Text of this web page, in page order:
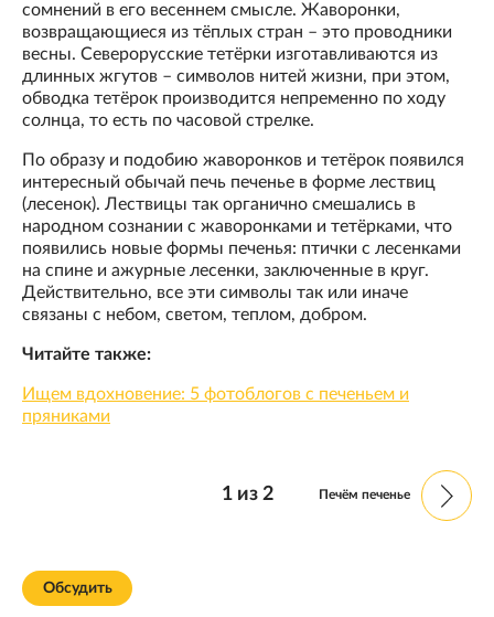
сомнений в его весеннем смысле. Жаворонки,
возвращающиеся из тёплых стран – это проводники
весны. Северорусские тетёрки изготавливаются из
длинных жгутов – символов нитей жизни, при этом,
обводка тетёрок производится непременно по ходу
солнца, то есть по часовой стрелке.
По образу и подобию жаворонков и тетёрок появился
интересный обычай печь печенье в форме лествиц
(лесенок). Лествицы так органично смешались в
народном сознании с жаворонками и тетёрками, что
появились новые формы печенья: птички с лесенками
на спине и ажурные лесенки, заключенные в круг.
Действительно, все эти символы так или иначе
связаны с небом, светом, теплом, добром.
Читайте также:
Ищем вдохновение: 5 фотоблогов с печеньем и
пряниками
1из 2 Печём печенье
Обсудить